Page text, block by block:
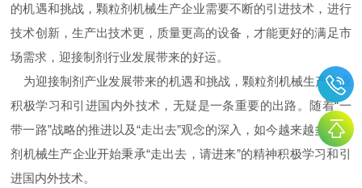
的机遇和挑战，颗粒剂机械生产企业需要不断的引进技术，进行
技术创新，生产出技术更，质量更高的设备，才能更好的满足市
场需求，迎接制剂行业发展带来的好运。
为迎接制剂产业发展带来的机遇和挑战，颗粒剂机械生产企业
积极学习和引进国内外技术，无疑是一条重要的出路。随着“一
带一路”战略的推进以及“走出去”观念的深入，如今越来越多颗粒
剂机械生产企业开始秉承“走出去，请进来”的精神积极学习和引
进国内外技术。